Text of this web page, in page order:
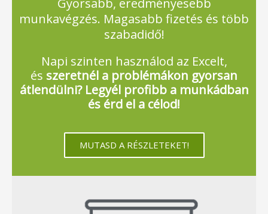
munkavégzés. Magasabb fizetés és több
szabadidő!
Napi szinten használod az Excelt,
és szeretnél a problémákon gyorsan
átlendülni? Legyél profibb a munkádban
és érd el a célod!
MUTASD A RÉSZLETEKET!